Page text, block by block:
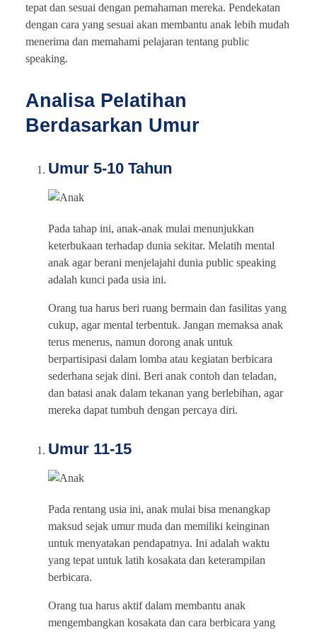
tepat dan sesuai dengan pemahaman mereka. Pendekatan
dengan cara yang sesuai akan membantu anak lebih mudah
menerima dan memahami pelajaran tentang public
speaking.
Analisa Pelatihan
Berdasarkan Umur
Umur 5-10 Tahun
Pada tahap ini, anak-anak mulai menunjukkan
keterbukaan terhadap dunia sekitar. Melatih mental
anak agar berani menjelajahi dunia public speaking
adalah kunci pada usia ini.
Orang tua harus beri ruang bermain dan fasilitas yang
cukup, agar mental terbentuk. Jangan memaksa anak
terus menerus, namun dorong anak untuk
berpartisipasi dalam lomba atau kegiatan berbicara
sederhana sejak dini. Beri anak contoh dan teladan,
dan batasi anak dalam tekanan yang berlebihan, agar
mereka dapat tumbuh dengan percaya diri.
Umur 11-15
Pada rentang usia ini, anak mulai bisa menangkap
maksud sejak umur muda dan memiliki keinginan
untuk menyatakan pendapatnya. Ini adalah waktu
yang tepat untuk latih kosakata dan keterampilan
berbicara.
Orang tua harus aktif dalam membantu anak
mengembangkan kosakata dan cara berbicara yang